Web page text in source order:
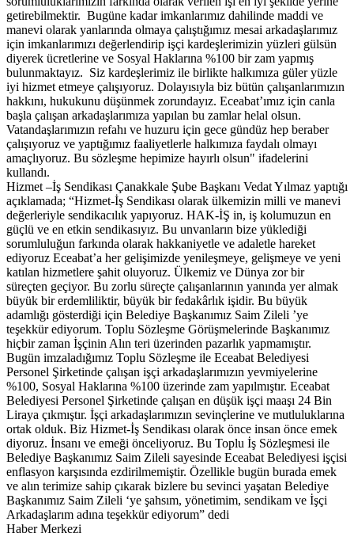
getirebilmektir. Bugüne kadar imkanlarımız dahilinde maddi ve
manevi olarak yanlarında olmaya çalıştığımız mesai arkadaşlarımız
için imkanlarımızı değerlendirip işçi kardeşlerimizin yüzleri gülsün
diyerek ücretlerine ve Sosyal Haklarına %100 bir zam yapmış
bulunmaktayız. Siz kardeşlerimiz ile birlikte halkımıza güler yüzle
iyi hizmet etmeye çalışıyoruz. Dolayısıyla biz bütün çalışanlarımızın
hakkını, hukukunu düşünmek zorundayız. Eceabat’ımız için canla
başla çalışan arkadaşlarımıza yapılan bu zamlar helal olsun.
Vatandaşlarımızın refahı ve huzuru için gece gündüz hep beraber
çalışıyoruz ve yaptığımız faaliyetlerle halkımıza faydalı olmayı
amaçlıyoruz. Bu sözleşme hepimize hayırlı olsun" ifadelerini
kullandı.
Hizmet –İş Sendikası Çanakkale Şube Başkanı Vedat Yılmaz yaptığı
açıklamada; “Hizmet-İş Sendikası olarak ülkemizin milli ve manevi
değerleriyle sendikacılık yapıyoruz. HAK-İŞ in, iş kolumuzun en
güçlü ve en etkin sendikasıyız. Bu unvanların bize yüklediği
sorumluluğun farkında olarak hakkaniyetle ve adaletle hareket
ediyoruz Eceabat’a her gelişimizde yenileşmeye, gelişmeye ve yeni
katılan hizmetlere şahit oluyoruz. Ülkemiz ve Dünya zor bir
süreçten geçiyor. Bu zorlu süreçte çalışanlarının yanında yer almak
büyük bir erdemliliktir, büyük bir fedakârlık işidir. Bu büyük
adamlığı gösterdiği için Belediye Başkanımız Saim Zileli ’ye
teşekkür ediyorum. Toplu Sözleşme Görüşmelerinde Başkanımız
hiçbir zaman İşçinin Alın teri üzerinden pazarlık yapmamıştır.
Bugün imzaladığımız Toplu Sözleşme ile Eceabat Belediyesi
Personel Şirketinde çalışan işçi arkadaşlarımızın yevmiyelerine
%100, Sosyal Haklarına %100 üzerinde zam yapılmıştır. Eceabat
Belediyesi Personel Şirketinde çalışan en düşük işçi maaşı 24 Bin
Liraya çıkmıştır. İşçi arkadaşlarımızın sevinçlerine ve mutluluklarına
ortak olduk. Biz Hizmet-İş Sendikası olarak önce insan önce emek
diyoruz. İnsanı ve emeği önceliyoruz. Bu Toplu İş Sözleşmesi ile
Belediye Başkanımız Saim Zileli sayesinde Eceabat Belediyesi işçisi
enflasyon karşısında ezdirilmemiştir. Özellikle bugün burada emek
ve alın terimize sahip çıkarak bizlere bu sevinci yaşatan Belediye
Başkanımız Saim Zileli ‘ye şahsım, yönetimim, sendikam ve İşçi
Arkadaşlarım adına teşekkür ediyorum” dedi
Haber Merkezi